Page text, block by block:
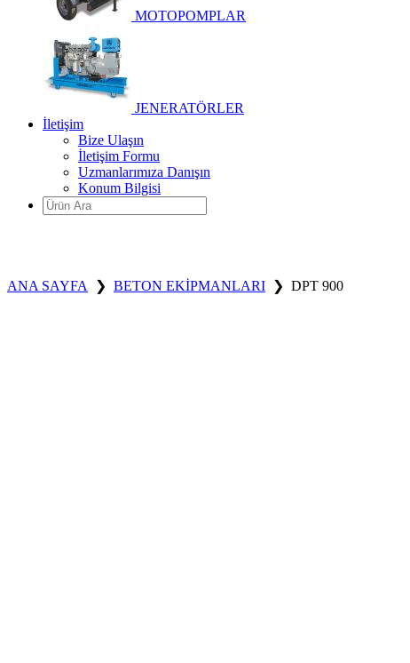
MOTOPOMPLAR
JENERATÖRLER
İletişim
Bize Ulaşın
İletişim Formu
Uzmanlarımıza Danışın
Konum Bilgisi
ANA SAYFA ❯ BETON EKİPMANLARI ❯ DPT 900